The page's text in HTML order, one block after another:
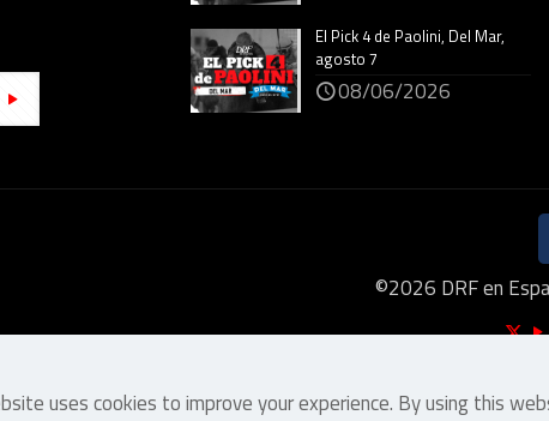
El Pick 4 de Paolini, Del Mar,
agosto 7
08/06/2026
©2026 DRF en
uses cookies to improve your experience. By using this